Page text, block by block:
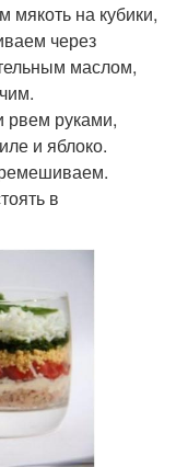
мякоть на кубики,
через
маслом,
рвем руками,
и яблоко.
в